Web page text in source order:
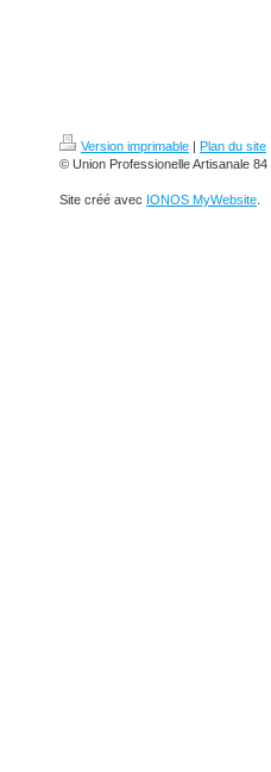
Version imprimable | Plan du site
© Union Professionelle Artisanale 84
Site créé avec IONOS MyWebsite